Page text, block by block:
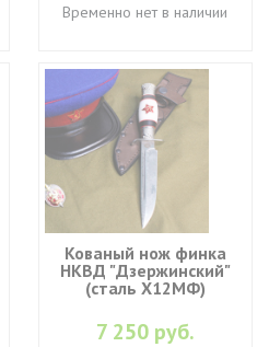
Временно нет в наличии
Кованый нож финка
НКВД "Дзержинский"
(cталь Х12МФ)
7 250 руб.